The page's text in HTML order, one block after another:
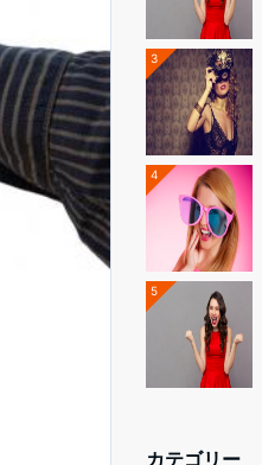
3
4
5
カテゴリー